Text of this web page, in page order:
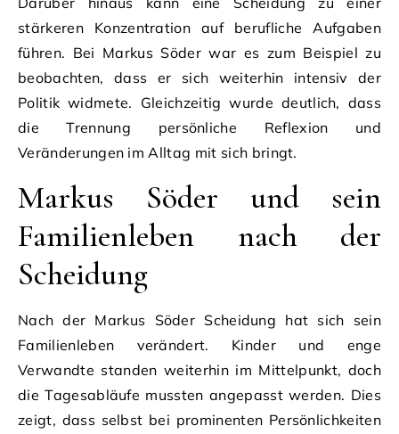
stärkeren Konzentration auf berufliche Aufgaben
führen. Bei Markus Söder war es zum Beispiel zu
beobachten, dass er sich weiterhin intensiv der
Politik widmete. Gleichzeitig wurde deutlich, dass
die Trennung persönliche Reflexion und
Veränderungen im Alltag mit sich bringt.
Markus Söder und sein
Familienleben nach der
Scheidung
Nach der Markus Söder Scheidung hat sich sein
Familienleben verändert. Kinder und enge
Verwandte standen weiterhin im Mittelpunkt, doch
die Tagesabläufe mussten angepasst werden. Dies
zeigt, dass selbst bei prominenten Persönlichkeiten